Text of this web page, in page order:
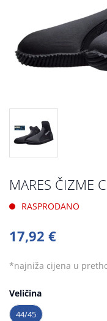
MARES ČIZME
RASPRODANO
17,92 €
*najniža cijena u
Veličina
44/45